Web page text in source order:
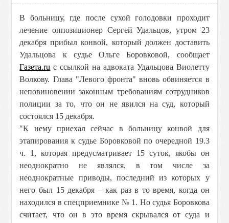
В больницу, где после сухой голодовки проходит
лечение оппозиционер Сергей Удальцов, утром 23
декабря прибыл конвой, который должен доставить
Удальцова к судье Ольге Боровковой, сообщает
Газета.ru с ссылкой на адвоката Удальцова Виолетту
Волкову. Глава "Левого фронта" вновь обвиняется в
неповиновении законным требованиям сотрудников
полиции за то, что он не явился на суд, который
состоялся 15 декабря.
"К нему приехал сейчас в больницу конвой для
этапирования к судье Боровковой по очередной 19.3
ч. 1, которая предусматривает 15 суток, якобы он
неоднократно не являлся, в том числе за
неоднократные приводы, последний из которых у
него был 15 декабря – как раз в то время, когда он
находился в спецприемнике № 1. Но судья Боровкова
считает, что он в это время скрывался от суда и